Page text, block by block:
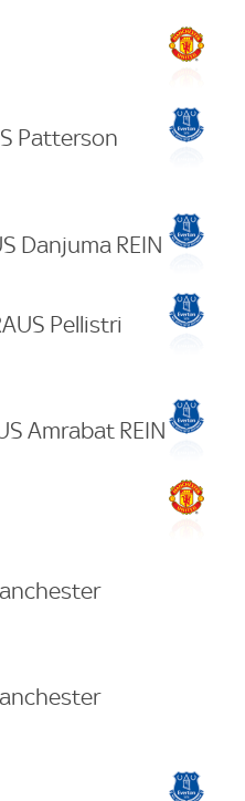
Patterson
Danjuma REIN
Pellistri
Amrabat REIN